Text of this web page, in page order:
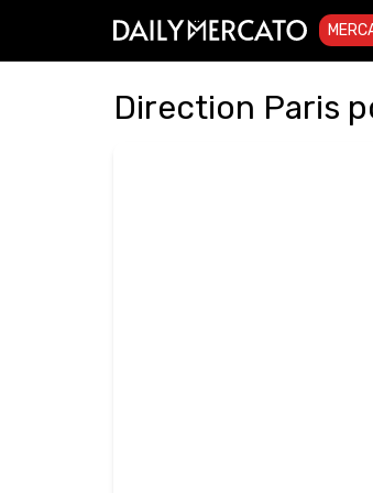
Direction Paris